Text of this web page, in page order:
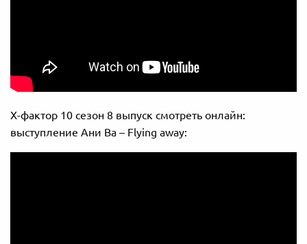
Х-фактор 10 сезон 8 выпуск смотреть онлайн:
выступление Ани Ва – Flying away: